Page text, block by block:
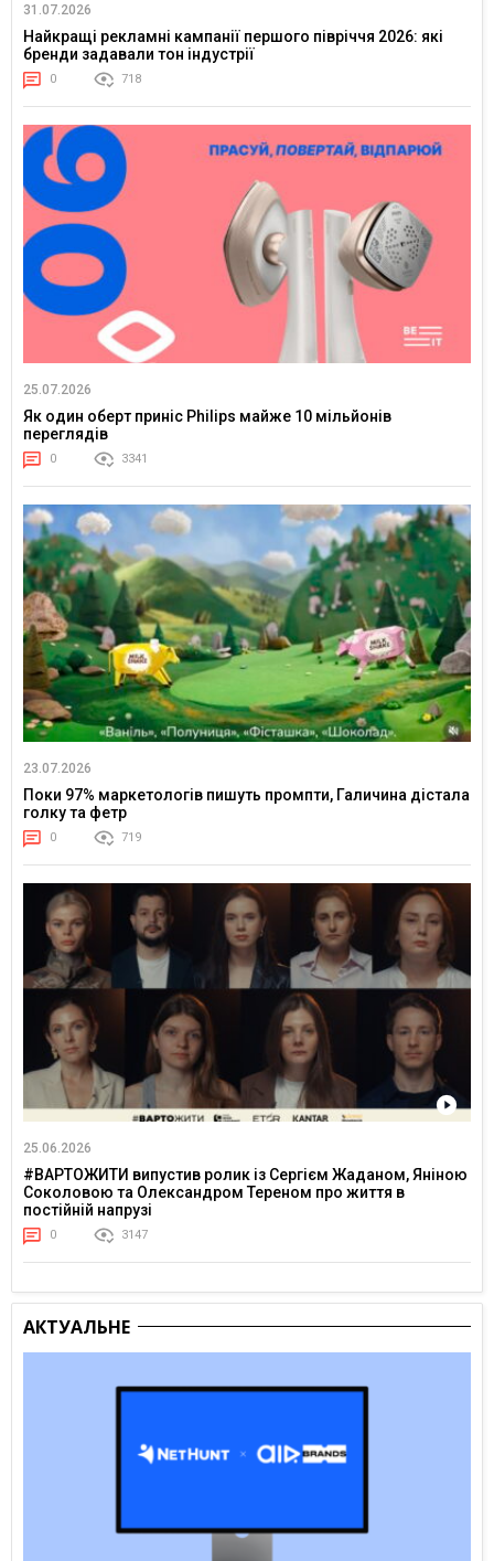
31.07.2026
Найкращі рекламні кампанії першого півріччя 2026: які
бренди задавали тон індустрії
0 718
25.07.2026
Як один оберт приніс Philips майже 10 мільйонів
переглядів
0 3341
23.07.2026
Поки 97% маркетологів пишуть промпти, Галичина дістала
голку та фетр
0 719
25.06.2026
#ВАРТОЖИТИ випустив ролик із Сергієм Жаданом, Яніною
Соколовою та Олександром Тереном про життя в
постійній напрузі
0 3147
АКТУАЛЬНЕ